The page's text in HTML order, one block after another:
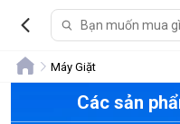
Máy Giặt
Các sản